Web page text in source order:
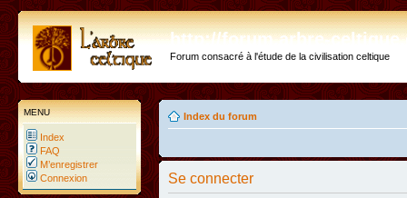
http://forum.arbre-
Forum consacré à l'étude de la civilisation celtique
MENU
Index
FAQ
M’enregistrer
Connexion
Index du forum
Se connecter